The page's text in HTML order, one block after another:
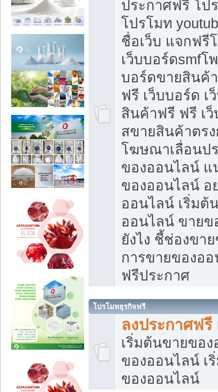
ประกาศฟรี โป
โปรโมท
ชื่อเว็บ แจกฟรี
เว็บบอร์ดsmfโ
บอร์ดขายสินค้
ฟรี เว็บบอร์ด เ
สินค้าฟรี ฟรี เ
สขายสินค้าตร
โฆษณาเลื่อนป
ของออนไลน์ แ
ของออนไลน์ อ
ออนไลน์ เริ่มต้
ออนไลน์ ขายข
ยังไง ชี้ช่องขา
การขายของออ
ฟรีประกาศ
โปรโมทธุรกิจฟรี
ลงประกาศฟรี
เริ่มต้นขายขอ
ของออนไลน์ เ
ของออนไลน์